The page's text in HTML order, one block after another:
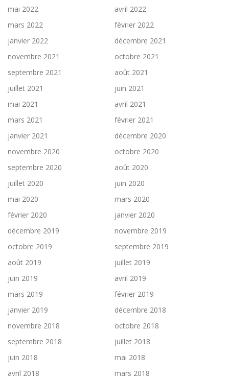
mai 2022
avril 2022
mars 2022
février 2022
janvier 2022
décembre 2021
novembre 2021
octobre 2021
septembre 2021
août 2021
juillet 2021
juin 2021
mai 2021
avril 2021
mars 2021
février 2021
janvier 2021
décembre 2020
novembre 2020
octobre 2020
septembre 2020
août 2020
juillet 2020
juin 2020
mai 2020
mars 2020
février 2020
janvier 2020
décembre 2019
novembre 2019
octobre 2019
septembre 2019
août 2019
juillet 2019
juin 2019
avril 2019
mars 2019
février 2019
janvier 2019
décembre 2018
novembre 2018
octobre 2018
septembre 2018
juillet 2018
juin 2018
mai 2018
avril 2018
mars 2018